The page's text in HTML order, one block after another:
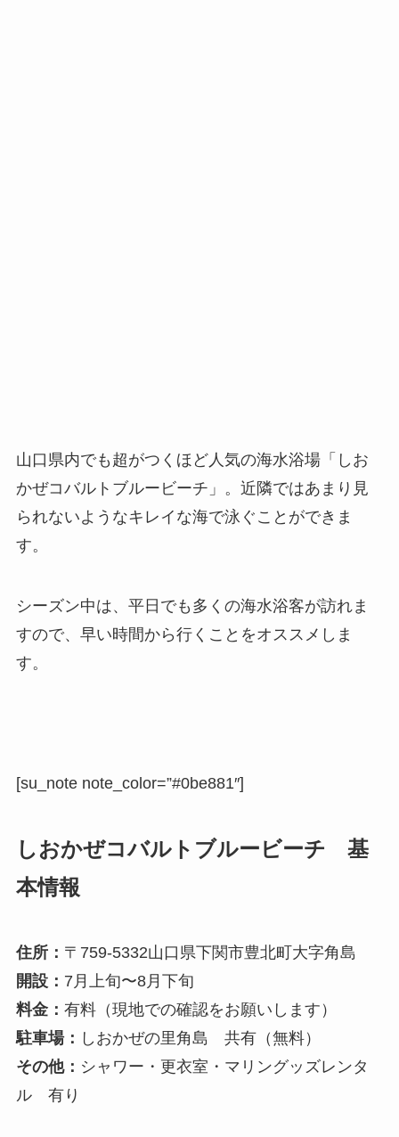
山口県内でも超がつくほど人気の海水浴場「しお
かぜコバルトブルービーチ」。近隣ではあまり見
られないようなキレイな海で泳ぐことができま
す。
シーズン中は、平日でも多くの海水浴客が訪れま
すので、早い時間から行くことをオススメしま
す。
[su_note note_color=”#0be881″]
しおかぜコバルトブルービーチ 基
本情報
住所： 〒759-5332山口県下関市豊北町大字角島
開設： 7月上旬〜8月下旬
料金： 有料（現地での確認をお願いします）
駐車場： しおかぜの里角島 共有（無料）
その他： シャワー・更衣室・マリングッズレンタ
ル 有り